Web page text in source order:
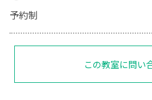
予約制
この教室に問い